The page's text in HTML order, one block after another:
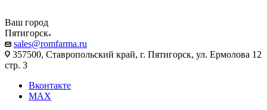
Ваш город
Пятигорск
sales@romfarma.ru
357500, Ставропольский край, г. Пятигорск, ул. Ермолова 12
стр. 3
Вконтакте
MAX